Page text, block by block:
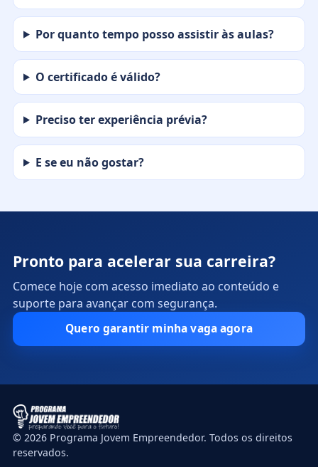
Por quanto tempo posso assistir às aulas?
O certificado é válido?
Preciso ter experiência prévia?
E se eu não gostar?
Pronto para acelerar sua carreira?
Comece hoje com acesso imediato ao conteúdo e
suporte para avançar com segurança.
Quero garantir minha vaga agora
© 2026 Programa Jovem Empreendedor. Todos os direitos
reservados.